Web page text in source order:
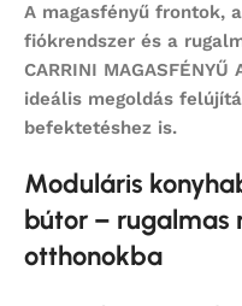
A magasfényű frontok,
fiókrendszer és a
CARRINI
ideális megoldás
befektetéshez is.
Moduláris
bútor – rugalmas
otthonokba